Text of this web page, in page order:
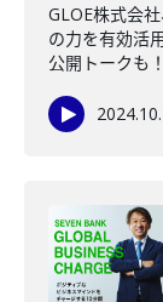
GLOE株式会
の力を有効活
公開トークも！